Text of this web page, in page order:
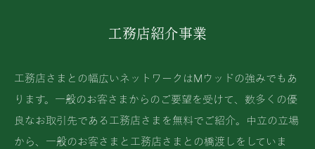
工務店紹介事業
工務店さまとの幅広いネットワークはMウッドの強みでもあ
ります。一般のお客さまからのご要望を受けて、数多くの優
良なお取引先である工務店さまを無料でご紹介。中立の立場
から、一般のお客さまと工務店さまとの橋渡しをしていま